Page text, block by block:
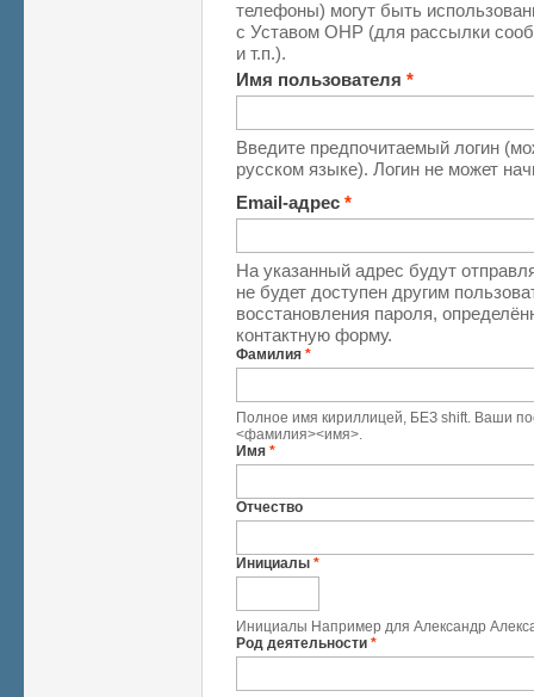
телефоны) могут быть
с Уставом ОНР (для рассылки
и т.п.).
Имя пользователя *
Введите предпочитаемый логин
русском языке). Логин не может
Email-адрес *
На указанный адрес будут
не будет доступен другим
восстановления пароля,
контактную форму.
Фамилия *
Полное имя кириллицей, БЕЗ shift. Ваши
<фамилия><имя>.
Имя *
Отчество
Инициалы *
Инициалы Например для Александр
Род деятельности *